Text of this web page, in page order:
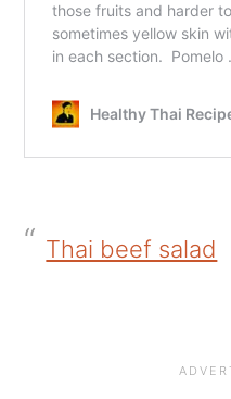
Thai beef salad